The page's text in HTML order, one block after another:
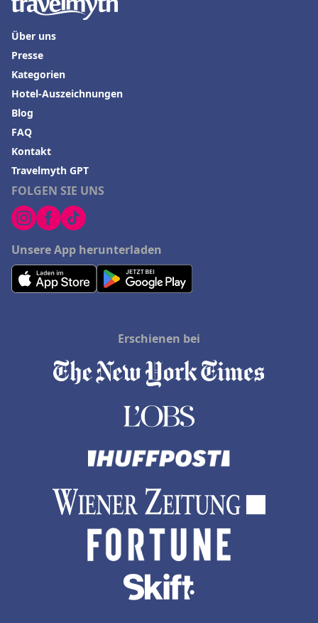
FOLGEN SIE UNS
Unsere App herunterladen
Über uns
Presse
Kategorien
Hotel-Auszeichnungen
Blog
FAQ
Kontakt
Travelmyth GPT
Erschienen bei